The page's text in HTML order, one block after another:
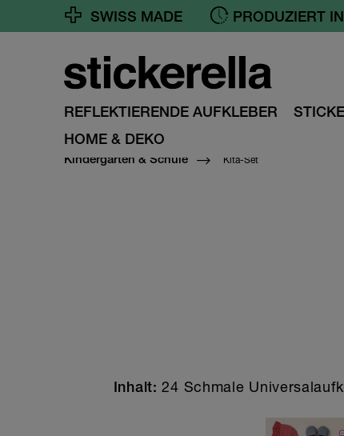
REFLEKTIERENDE AUFKLEBER
HOME & DEKO
SWISS MADE GRATIS
Kindergarten & Schule Kita-Set
Inhalt: 24 Schmale